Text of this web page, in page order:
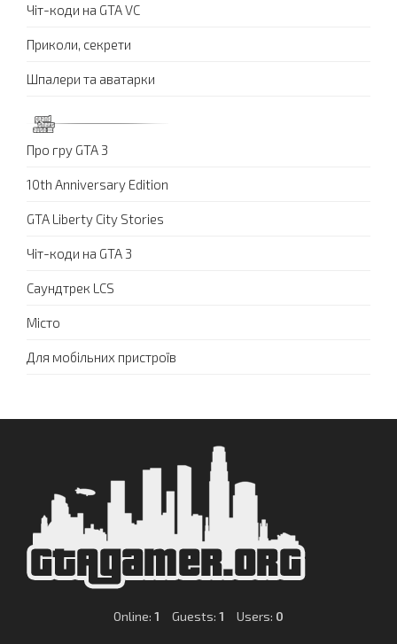
Чіт-коди на GTA VC
Приколи, секрети
Шпалери та аватарки
Про гру GTA 3
10th Anniversary Edition
GTA Liberty City Stories
Чіт-коди на GTA 3
Саундтрек LCS
Місто
Для мобільних пристроїв
Online: 1 Guests: 1 Users: 0